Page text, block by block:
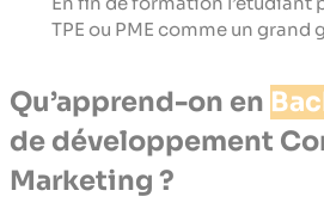
TPE ou PME comme un grand
Qu’apprend-on en
de développement
Marketing ?